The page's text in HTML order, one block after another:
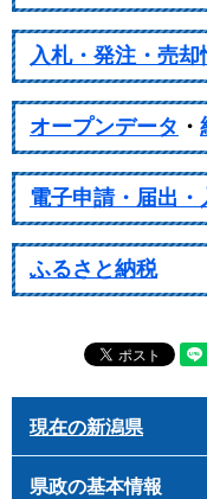
入札・発注・売却
オープンデータ ・
電子申請・届出・
ふるさと納税
現在の新潟県
県政の基本情報